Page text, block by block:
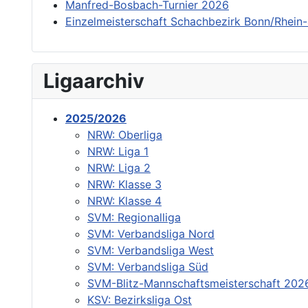
Manfred-Bosbach-Turnier 2026
Einzelmeisterschaft Schachbezirk Bonn/
Ligaarchiv
2025/2026
NRW: Oberliga
NRW: Liga 1
NRW: Liga 2
NRW: Klasse 3
NRW: Klasse 4
SVM: Regionalliga
SVM: Verbandsliga Nord
SVM: Verbandsliga West
SVM: Verbandsliga Süd
SVM-Blitz-Mannschaftsmeisterschaft
KSV: Bezirksliga Ost